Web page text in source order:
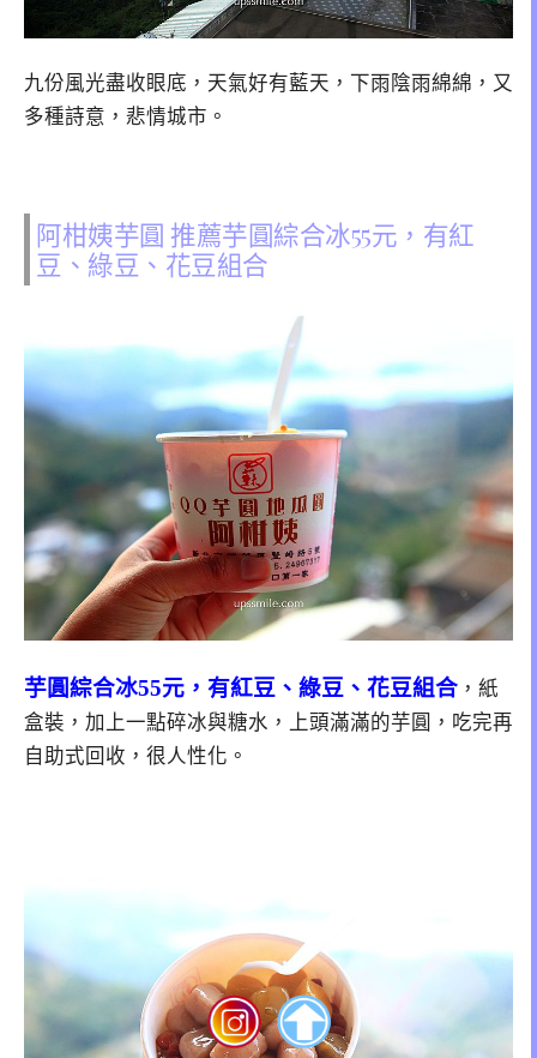
九份風光盡收眼底，天氣好有藍天，下雨陰雨綿綿，又
多種詩意，悲情城市。
阿柑姨芋圓 推薦芋圓綜合冰55元，有紅
豆、綠豆、花豆組合
芋圓綜合冰55元，有紅豆、綠豆、花豆組合 ，紙
盒裝，加上一點碎冰與糖水，上頭滿滿的芋圓，吃完再
自助式回收，很人性化。